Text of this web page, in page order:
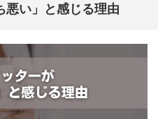
悪い」と感じる理由